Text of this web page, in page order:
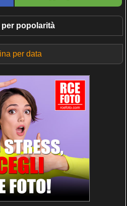
per popolarità
per data